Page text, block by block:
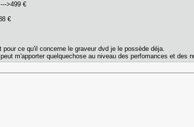
>499 €
€
ce qu'il concerne le graveur dvd je le possède déja.
m'apporter quelquechose au niveau des perfomances et des